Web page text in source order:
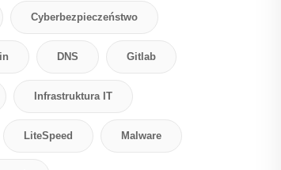
Cyberbezpieczeństwo
DNS Gitlab
Infrastruktura IT
LiteSpeed Malware